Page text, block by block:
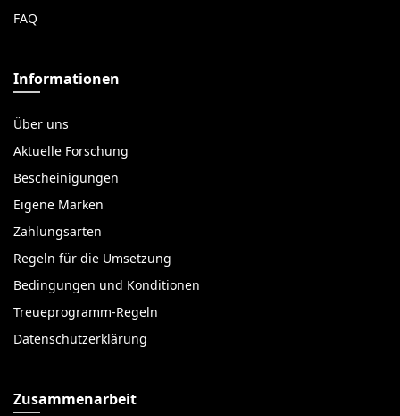
FAQ
Informationen
Über uns
Aktuelle Forschung
Bescheinigungen
Eigene Marken
Zahlungsarten
Regeln für die Umsetzung
Bedingungen und Konditionen
Treueprogramm-Regeln
Datenschutzerklärung
Zusammenarbeit